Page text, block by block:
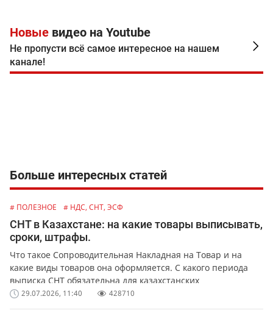
Новые видео на Youtube
Не пропусти всё самое интересное на нашем
канале!
Больше интересных статей
# ПОЛЕЗНОЕ # НДС, СНТ, ЭСФ
СНТ в Казахстане: на какие товары выписывать,
сроки, штрафы.
Что такое Сопроводительная Накладная на Товар и на
какие виды товаров она оформляется. С какого периода
выписка СНТ обязательна для казахстанских
предпринимателей и организаций. Какая ответственность
предусмотрена за не выписку или ошибки в СНТ.
29.07.2026, 11:40 428710